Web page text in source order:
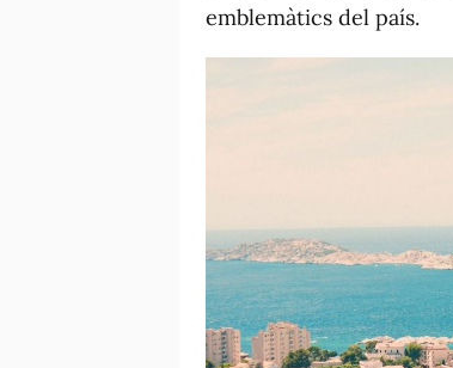
emblemàtics del país.